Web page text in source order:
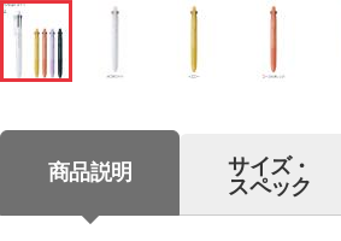
商品説明 サイズ・
スペック